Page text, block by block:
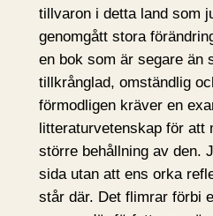
tillvaron i detta land som
genomgått stora
en bok som är segare än
tillkrånglad, omständlig
förmodligen kräver en
litteraturvetenskap för att
större behållning av den.
sida utan att ens orka
står där. Det flimrar förbi